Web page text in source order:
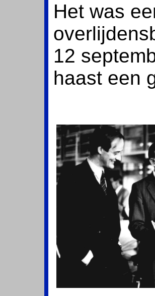
Het was
12
haast een